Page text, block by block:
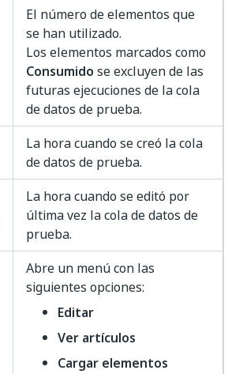
El número de elementos que
se han utilizado.
Los elementos marcados como
Consumido se excluyen de las
futuras ejecuciones de la cola
de datos de prueba.
La hora cuando se creó la cola
de datos de prueba.
La hora cuando se editó por
última vez la cola de datos de
prueba.
Abre un menú con las
siguientes opciones:
Editar
Ver artículos
Cargar elementos